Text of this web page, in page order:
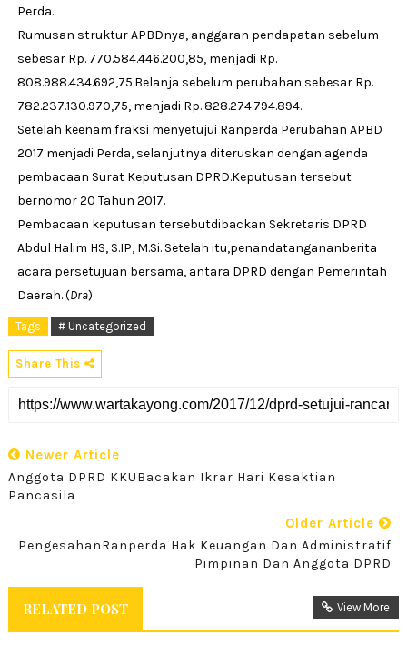
Perda.
Rumusan struktur APBDnya, anggaran pendapatan sebelum
sebesar Rp. 770.584.446.200,85, menjadi Rp.
808.988.434.692,75.Belanja sebelum perubahan sebesar Rp.
782.237.130.970,75, menjadi Rp. 828.274.794.894.
Setelah keenam fraksi menyetujui Ranperda Perubahan APBD
2017 menjadi Perda, selanjutnya diteruskan dengan agenda
pembacaan Surat Keputusan DPRD.Keputusan tersebut
bernomor 20 Tahun 2017.
Pembacaan keputusan tersebutdibackan Sekretaris DPRD
Abdul Halim HS, S.IP, M.Si. Setelah itu,penandatangananberita
acara persetujuan bersama, antara DPRD dengan Pemerintah
Daerah. (Dra)
Tags # Uncategorized
Share This
Newer Article
Anggota DPRD KKUBacakan Ikrar Hari Kesaktian
Pancasila
Older Article
PengesahanRanperda Hak Keuangan Dan Administratif
Pimpinan Dan Anggota DPRD
RELATED POST View More